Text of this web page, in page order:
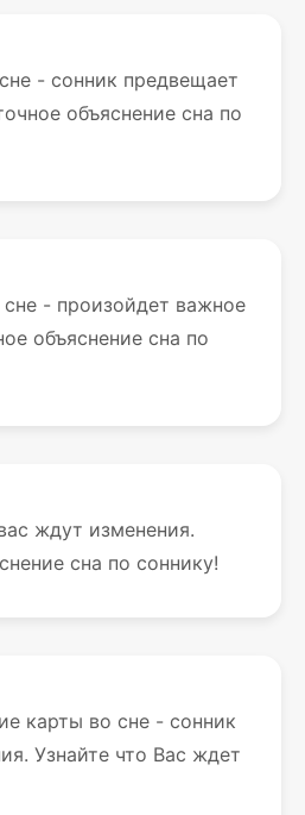
- сонник предвещает
объяснение сна по
сне - произойдет важное
объяснение сна по
ждут изменения.
сна по соннику!
карты во сне - сонник
Узнайте что Вас ждет